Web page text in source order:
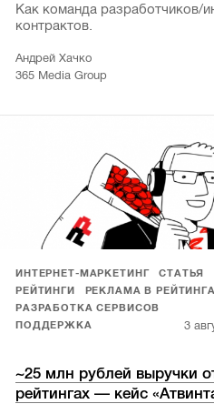
Как команда разработчиков/
контрактов.
Андрей Хачко
365 Media Group
ИНТЕРНЕТ-МАРКЕТИНГ
СТАТЬЯ
РЕЙТИНГИ
РЕКЛАМА В
РАЗРАБОТКА СЕРВИСОВ
ПОДДЕРЖКА
3
~25 млн рублей выручки
рейтингах — кейс